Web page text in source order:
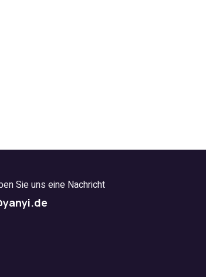
Sie uns eine Nachricht